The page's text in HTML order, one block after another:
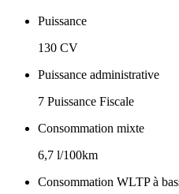
Puissance
130 CV
Puissance administrative
7 Puissance Fiscale
Consommation mixte
6,7 l/100km
Consommation WLTP à